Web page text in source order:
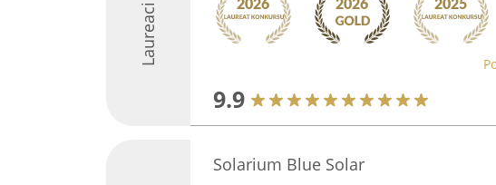
Laureaci
9.9
Solarium Blue Solar